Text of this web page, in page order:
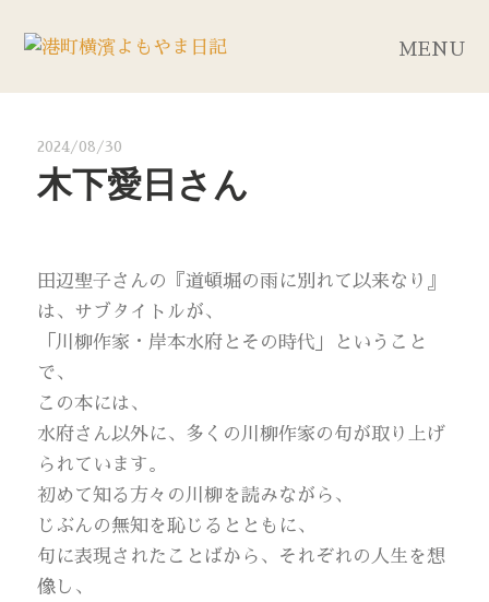
MENU
2024/08/30
木下愛日さん
田辺聖子さんの『道頓堀の雨に別れて以来なり』
は、サブタイトルが、
「川柳作家・岸本水府とその時代」ということ
で、
この本には、
水府さん以外に、多くの川柳作家の句が取り上げ
られています。
初めて知る方々の川柳を読みながら、
じぶんの無知を恥じるとともに、
句に表現されたことばから、それぞれの人生を想
像し、